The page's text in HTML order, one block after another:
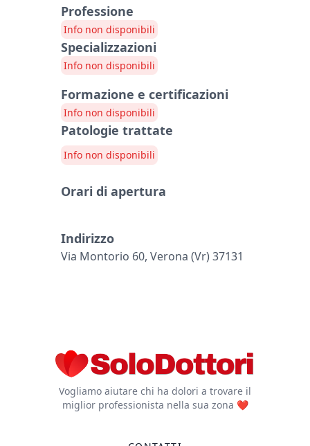
Professione
Info non disponibili
Specializzazioni
Info non disponibili
Formazione e certificazioni
Info non disponibili
Patologie trattate
Info non disponibili
Orari di apertura
Indirizzo
Via Montorio 60, Verona (vr) 37131
Vogliamo aiutare chi ha dolori a trovare il
miglior professionista nella sua zona ❤️